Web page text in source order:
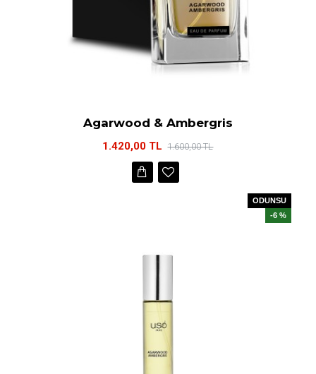
Agarwood & Ambergris
1.420,00 TL 1.600,00 TL
ODUNSU
-6 %